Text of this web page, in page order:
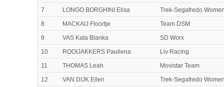
7
LONGO BORGHINI Elisa
Trek-Segafredo
8
MACKAIJ Floortje
Team DSM
9
VAS Kata Blanka
SD Worx
10
ROOIJAKKERS Pauliena
Liv Racing
11
THOMAS Leah
Movistar Team
12
VAN DIJK Ellen
Trek-Segafredo